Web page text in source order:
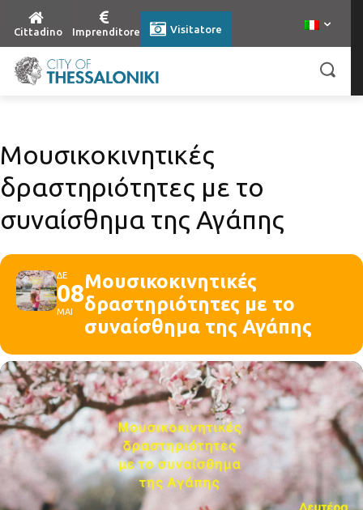
Cittadino Imprenditore Visitatore
Μουσικοκινητικές
δραστηριότητες με το
συναίσθημα της Αγάπης
ΔΕ
08
ΜΑΙ
Μουσικοκινητικές
δραστηριότητες με το
συναίσθημα της Αγάπης